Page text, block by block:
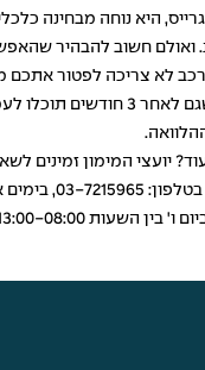
היא נוחה מבחינה
ואולם חשוב להבהיר
לא צריכה לפטור אתכם
והבנה מלאה שגם לאחר 3
יועצי המימון זמינים
ועזרה עבורכם